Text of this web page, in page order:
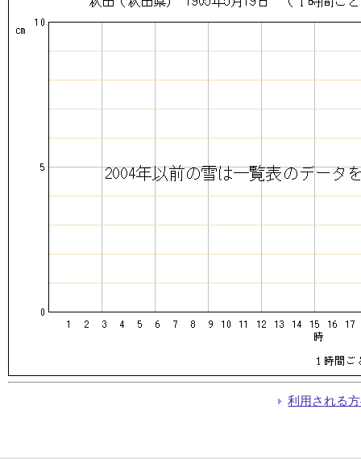
利用される